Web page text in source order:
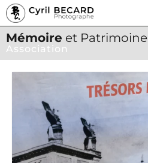
Aller
au
contenu
Mémoire et Patrimoine
Association